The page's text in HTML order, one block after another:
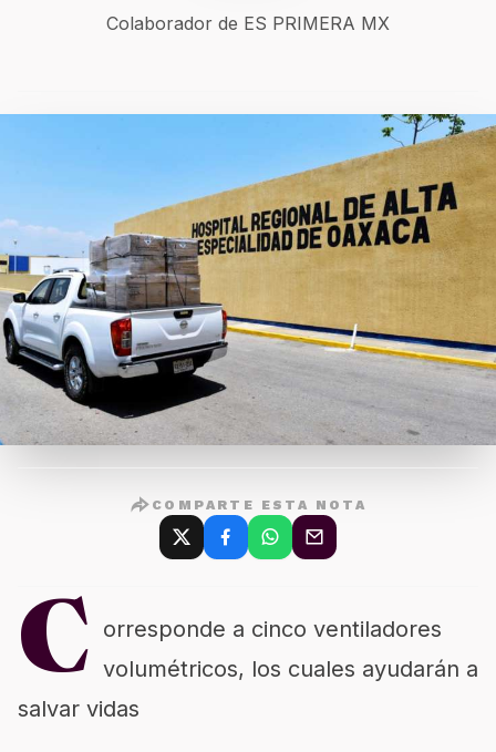
Colaborador de ES PRIMERA MX
COMPARTE ESTA NOTA
C orresponde a cinco ventiladores
volumétricos, los cuales ayudarán a
salvar vidas